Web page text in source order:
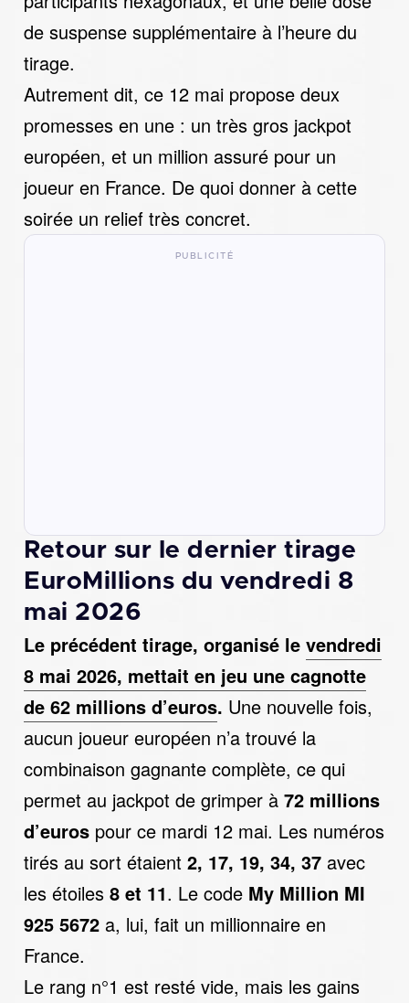
de suspense supplémentaire à l’heure du
tirage.
Autrement dit, ce 12 mai propose deux
promesses en une : un très gros jackpot
européen, et un million assuré pour un
joueur en France. De quoi donner à cette
soirée un relief très concret.
Retour sur le dernier tirage
EuroMillions du vendredi 8
mai 2026
Le précédent tirage, organisé levendredi
8 mai 2026, mettait en jeu une cagnotte
de 62 millions d’euros. Une nouvelle fois,
aucun joueur européen n’a trouvé la
combinaison gagnante complète, ce qui
permet au jackpot de grimper à72 millions
d’euros pour ce mardi 12 mai. Les numéros
tirés au sort étaient2, 17, 19, 34, 37 avec
les étoiles8 et 11. Le code My Million MI
925 5672 a, lui, fait un millionnaire en
France.
Le rang n°1 est resté vide, mais les gains